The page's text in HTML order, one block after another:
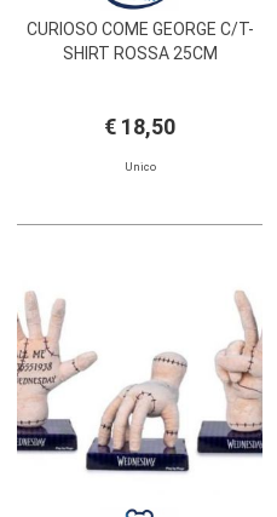
CURIOSO COME GEORGE C/T-
SHIRT ROSSA 25CM
€ 18,50
Unico